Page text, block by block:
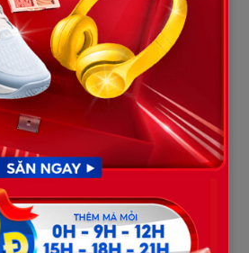
điều kiện hơn nhà cháu rất nhiều.
luộc, canh bí là chuyện bình thường,
có. Nhưng hôm nay cháu đến đây
đựng, mà để gặp gỡ, trò chuyện cùng
chỉ là đồ ăn – nó còn là tấm lòng đón
quả này, không phải vì cháu không biết
thứ tốt nhất cháu có thể tự tay chọn
sự chân thành quý hơn bất kỳ món quà
ho khẽ, mắt nhìn bà Hạnh đầy ẩn ý.
đang rất xấu hổ.